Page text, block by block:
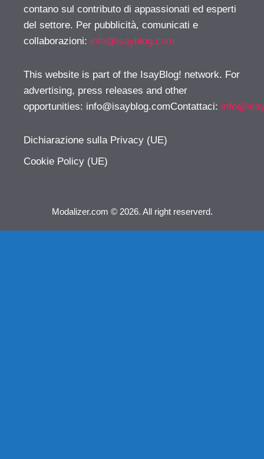
contano sul contributo di appassionati ed esperti
del settore. Per pubblicità, comunicati e
collaborazioni: info@isayblog.com
This website is part of the IsayBlog! network. For
advertising, press releases and other
opportunities: info@isayblog.comContattaci:
Dichiarazione sulla Privacy (UE)
Cookie Policy (UE)
Modalizer.com © 2026. All right reserverd.